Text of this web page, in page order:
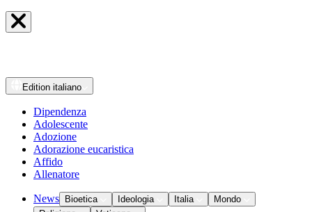
Edition italiano
Dipendenza
Adolescente
Adozione
Adorazione eucaristica
Affido
Allenatore
News Bioetica Ideologia Italia
Mondo